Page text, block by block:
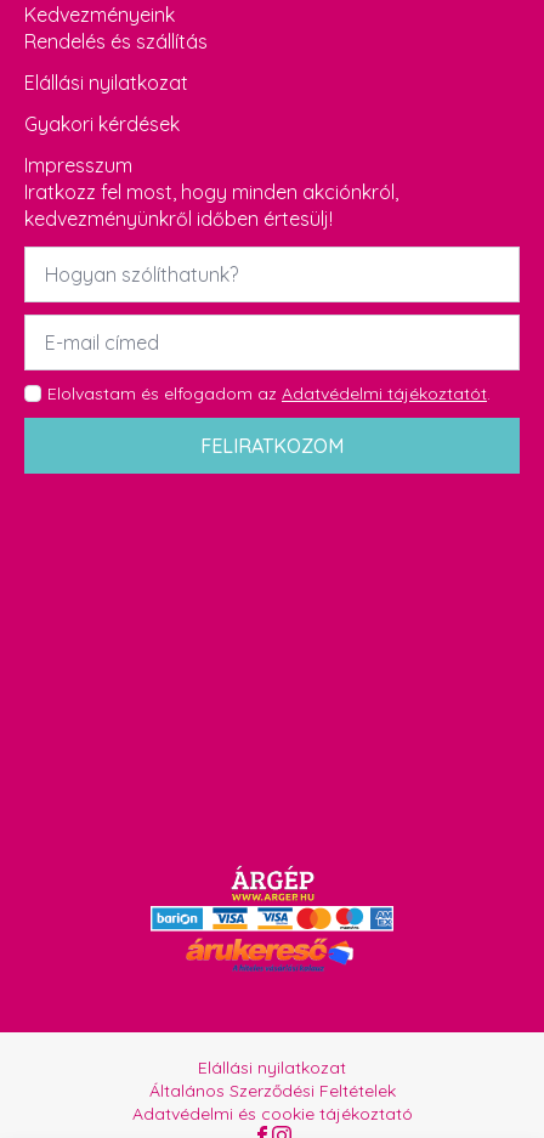
Kedvezményeink
Rendelés és szállítás
Elállási nyilatkozat
Gyakori kérdések
Impresszum
Iratkozz fel most, hogy minden akciónkról,
kedvezményünkről időben értesülj!
Név
Email
GDPR
*
Elolvastam és elfogadom az Adatvédelmi tájékoztatót
FELIRATKOZOM
Elállási nyilatkozat
Általános Szerződési Feltételek
Adatvédelmi és cookie tájékoztató